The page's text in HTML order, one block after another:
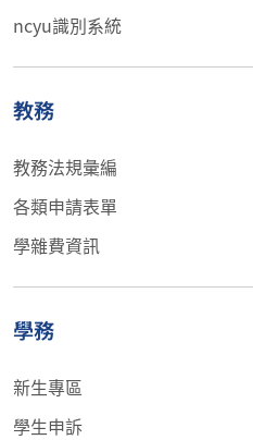
ncyu識別系統
教務
教務法規彙編
各類申請表單
學雜費資訊
學務
新生專區
學生申訴